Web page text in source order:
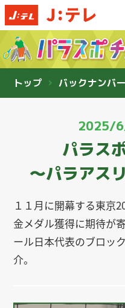
トップ バックナンバー
2025/
パラス
〜パラアス
１１月に開幕する東京
金メダル獲得に期待が
ール日本代表のブロッ
介。